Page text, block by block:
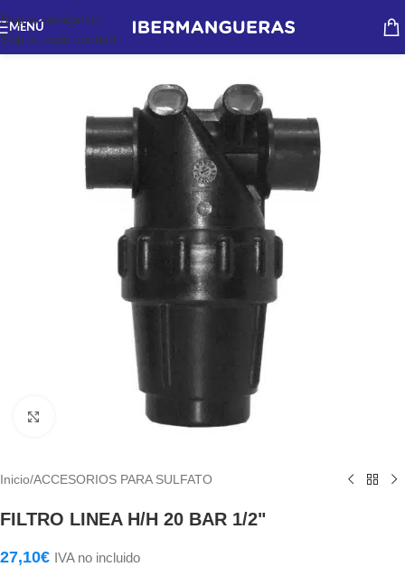
Skip to navigation
Skip to main content
MENÚ
Haga Click para agrandar
Inicio/ACCESORIOS PARA SULFATO
FILTRO LINEA H/H 20 BAR 1/2"
27,10€ IVA no incluido